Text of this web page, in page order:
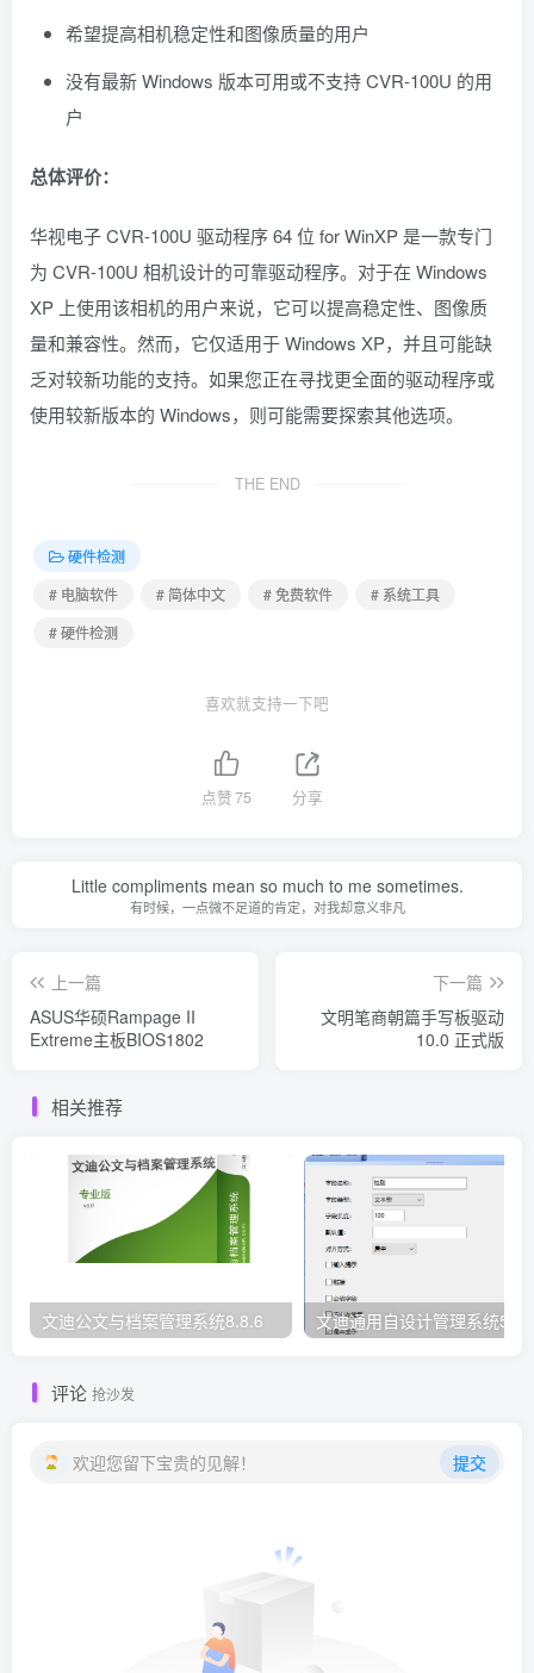
希望提高相机稳定性和图像质量的用户
没有最新 Windows 版本可用或不支持 CVR-100U 的用
户
总体评价：
华视电子 CVR-100U 驱动程序 64 位 for WinXP 是一款专门
为 CVR-100U 相机设计的可靠驱动程序。对于在 Windows
XP 上使用该相机的用户来说，它可以提高稳定性、图像质
量和兼容性。然而，它仅适用于 Windows XP，并且可能缺
乏对较新功能的支持。如果您正在寻找更全面的驱动程序或
使用较新版本的 Windows，则可能需要探索其他选项。
THE END
硬件检测
# 电脑软件
# 简体中文 # 免费软件
# 系统工具
# 硬件检测
喜欢就支持一下吧
点赞75 分享
Little compliments mean so much to me sometimes.
有时候，一点微不足道的肯定，对我却意义非凡
上一篇
ASUS华硕Rampage II
Extreme主板BIOS1802
下一篇
文明笔商朝篇手写板驱动
10.0 正式版
相关推荐
文迪公文与档案管理系统8.8.6 文迪通用自设计管理系统
评论 抢沙发
欢迎您留下宝贵的见解！ 提交